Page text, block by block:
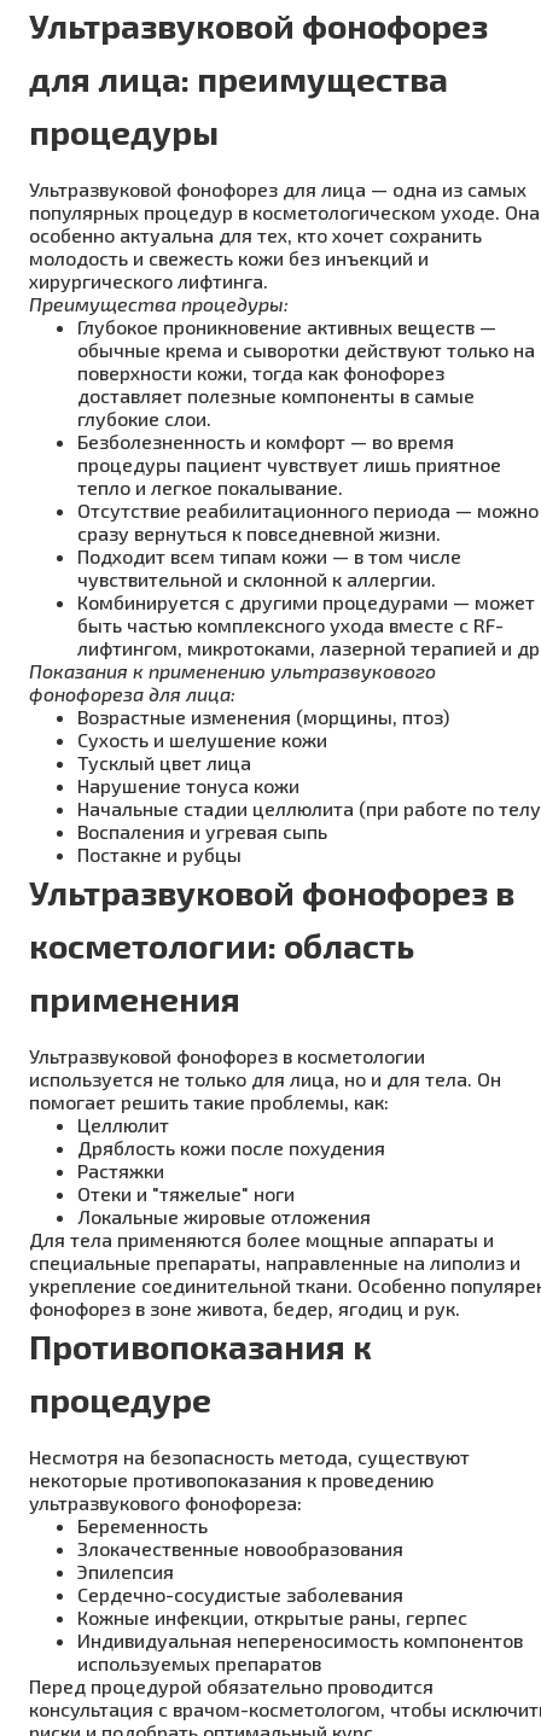
Ультразвуковой фонофорез
для лица: преимущества
процедуры
Ультразвуковой фонофорез для лица — одна из самых
популярных процедур в косметологическом уходе. Она
особенно актуальна для тех, кто хочет сохранить
молодость и свежесть кожи без инъекций и
хирургического лифтинга.
Преимущества процедуры:
Глубокое проникновение активных веществ —
обычные крема и сыворотки действуют только на
поверхности кожи, тогда как фонофорез
доставляет полезные компоненты в самые
глубокие слои.
Безболезненность и комфорт — во время
процедуры пациент чувствует лишь приятное
тепло и легкое покалывание.
Отсутствие реабилитационного периода — можно
сразу вернуться к повседневной жизни.
Подходит всем типам кожи — в том числе
чувствительной и склонной к аллергии.
Комбинируется с другими процедурами — может
быть частью комплексного ухода вместе с RF-
лифтингом, микротоками, лазерной терапией и
Показания к применению ультразвукового
фонофореза для лица:
Возрастные изменения (морщины, птоз)
Сухость и шелушение кожи
Тусклый цвет лица
Нарушение тонуса кожи
Начальные стадии целлюлита (при работе по
Воспаления и угревая сыпь
Постакне и рубцы
Ультразвуковой фонофорез в
косметологии: область
применения
Ультразвуковой фонофорез в косметологии
используется не только для лица, но и для тела. Он
помогает решить такие проблемы, как:
Целлюлит
Дряблость кожи после похудения
Растяжки
Отеки и "тяжелые" ноги
Локальные жировые отложения
Для тела применяются более мощные аппараты и
специальные препараты, направленные на липолиз и
укрепление соединительной ткани. Особенно
фонофорез в зоне живота, бедер, ягодиц и рук.
Противопоказания к
процедуре
Несмотря на безопасность метода, существуют
некоторые противопоказания к проведению
ультразвукового фонофореза:
Беременность
Злокачественные новообразования
Эпилепсия
Сердечно-сосудистые заболевания
Кожные инфекции, открытые раны, герпес
Индивидуальная непереносимость компонентов
используемых препаратов
Перед процедурой обязательно проводится
консультация с врачом-косметологом, чтобы